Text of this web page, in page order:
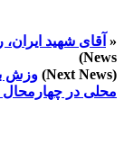
« آقای شهید
News)
(Next News)
وزش
محلی در چهارمحال